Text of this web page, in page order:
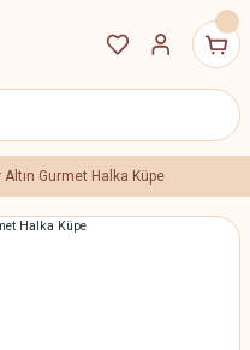
Altın Gurmet Halka Küpe